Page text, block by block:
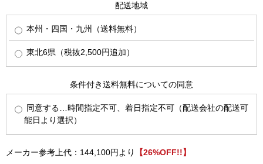
配送地域
本州・四国・九州（送料無料）
東北6県（税抜2,500円追加）
条件付き送料無料についての同意
同意する…時間指定不可、着日指定不可（配送会社の配送可
能日より選択）
メーカー参考上代：144,100円より
【26%OFF!!】